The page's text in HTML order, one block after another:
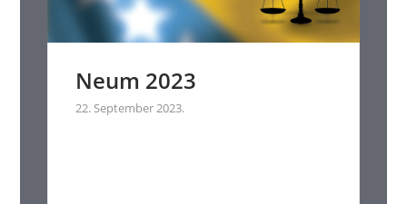
Neum 2023
22. September 2023.